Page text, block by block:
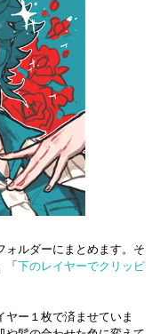
ォルダーにまとめます。そ
「下のレイヤーでクリッピ
ー１枚で済ませていま